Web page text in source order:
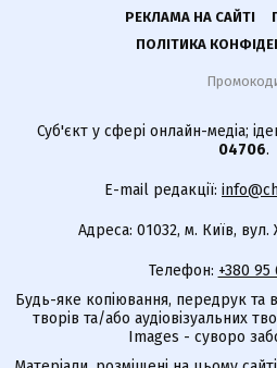
РЕКЛАМА НА САЙТІ
ПОЛІТИКА
Суб'єкт у сфері онлайн-медіа;
04706.
E-mail редакції:
Адреса: 01032, м. Київ,
Телефон: +380 95
Будь-яке копіювання, передрук та
творів та/або аудіовізуальних
Images - суворо